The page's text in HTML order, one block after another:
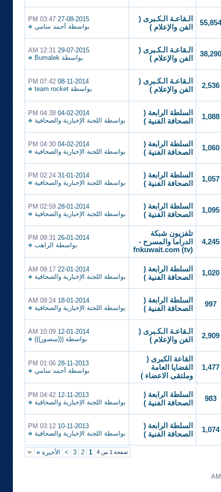
55,854
الـقاعـة الـكـبرى (
الفن والإعلام )
27-08-2015
03:47 PM
بواسطة أحمد سامي
38,290
الـقاعـة الـكـبرى (
الفن والإعلام )
29-07-2015
12:31 AM
بواسطةBumalek
2,536
الـقاعـة الـكـبرى (
الفن والإعلام )
08-11-2014
07:42 PM
بواسطةteam rocket
1,088
السلطة الرابعة (
الصحافة الفنية )
04-02-2014
04:38 PM
بواسطة اللجنة الإخبارية والصحافية
1,060
السلطة الرابعة (
الصحافة الفنية )
04-02-2014
04:30 PM
بواسطة اللجنة الإخبارية والصحافية
1,057
السلطة الرابعة (
الصحافة الفنية )
31-01-2014
02:24 PM
بواسطة اللجنة الإخبارية والصحافية
1,095
السلطة الرابعة (
الصحافة الفنية )
28-01-2014
02:59 PM
بواسطة اللجنة الإخبارية والصحافية
4,245
تلفزيون شبكة
الدراما والمسرح -
(fnkuwait.com (tv
26-01-2014
09:31 PM
بواسطة الراهب
1,020
السلطة الرابعة (
الصحافة الفنية )
22-01-2014
09:17 AM
بواسطة اللجنة الإخبارية والصحافية
997
السلطة الرابعة (
الصحافة الفنية )
18-01-2014
09:24 AM
بواسطة اللجنة الإخبارية والصحافية
2,909
الـقاعـة الـكـبرى (
الفن والإعلام )
12-01-2014
10:09 AM
بواسطة(((منصور)))
1,477
القاعة الكبرى (
القضايا العامة
وملتقى الاعضاء )
28-11-2013
01:06 PM
بواسطة أحمد سامي
983
السلطة الرابعة (
الصحافة الفنية )
12-11-2013
04:42 PM
بواسطة اللجنة الإخبارية والصحافية
1,074
السلطة الرابعة (
الصحافة الفنية )
10-11-2013
03:12 PM
بواسطة اللجنة الإخبارية والصحافية
صفحة 1 من 4 1
2
3
> الأخيرة»